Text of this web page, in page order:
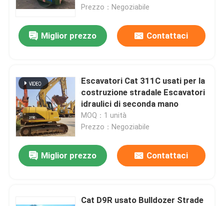
Prezzo：Negoziabile
Miglior prezzo Contattaci
Escavatori Cat 311C usati per la
costruzione stradale Escavatori
idraulici di seconda mano
MOQ：1 unità
Prezzo：Negoziabile
Miglior prezzo Contattaci
Cat D9R usato Bulldozer Strade